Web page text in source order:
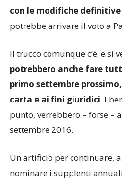
con le modifiche
potrebbe arrivare il voto a
Il trucco comunque c’è, e si
potrebbero anche fare
primo settembre
carta e ai fini giuridici. I
punto, verrebbero – forse –
settembre 2016.
Un artificio per continuare,
nominare i supplenti